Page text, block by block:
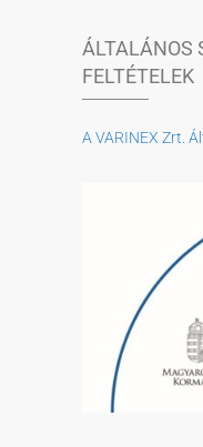
ÁLTALÁNOS
FELTÉTELEK
A VARINEX Zrt.